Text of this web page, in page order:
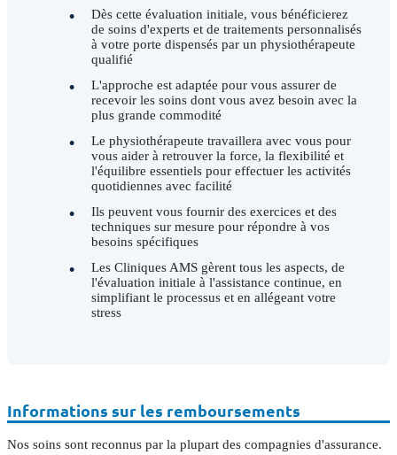
Dès cette évaluation initiale, vous bénéficierez
de soins d'experts et de traitements personnalisés
à votre porte dispensés par un physiothérapeute
qualifié
L'approche est adaptée pour vous assurer de
recevoir les soins dont vous avez besoin avec la
plus grande commodité
Le physiothérapeute travaillera avec vous pour
vous aider à retrouver la force, la flexibilité et
l'équilibre essentiels pour effectuer les activités
quotidiennes avec facilité
Ils peuvent vous fournir des exercices et des
techniques sur mesure pour répondre à vos
besoins spécifiques
Les Cliniques AMS gèrent tous les aspects, de
l'évaluation initiale à l'assistance continue, en
simplifiant le processus et en allégeant votre
stress
Informations sur les remboursements
Nos soins sont reconnus par la plupart des compagnies d'assurance.